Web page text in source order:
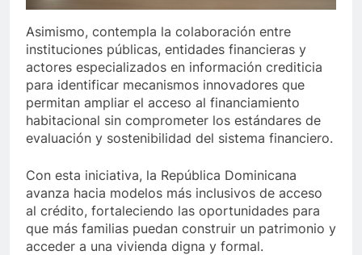
Asimismo, contempla la colaboración entre
instituciones públicas, entidades financieras y
actores especializados en información crediticia
para identificar mecanismos innovadores que
permitan ampliar el acceso al financiamiento
habitacional sin comprometer los estándares de
evaluación y sostenibilidad del sistema financiero.
Con esta iniciativa, la República Dominicana
avanza hacia modelos más inclusivos de acceso
al crédito, fortaleciendo las oportunidades para
que más familias puedan construir un patrimonio y
acceder a una vivienda digna y formal.